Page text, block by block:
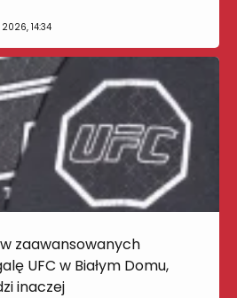
14:34
zaawansowanych
UFC w Białym Domu,
inaczej